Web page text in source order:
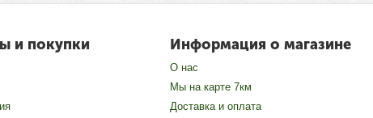
и покупки Информация о магазине
О нас
Мы на карте 7км
Доставка и оплата